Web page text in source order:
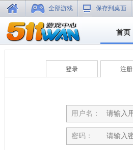
全部游戏 保存到桌面
首页
登录 注册
用户名：
密码：